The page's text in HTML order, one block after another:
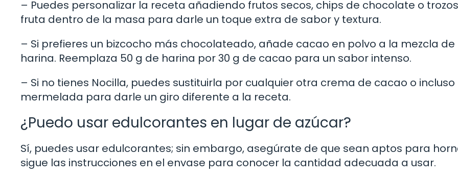
– Puedes personalizar la receta añadiendo frutos secos, chips de chocolate o
fruta dentro de la masa para darle un toque extra de sabor y textura.
– Si prefieres un bizcocho más chocolateado, añade cacao en polvo a la mezcla de
harina. Reemplaza 50 g de harina por 30 g de cacao para un sabor intenso.
– Si no tienes Nocilla, puedes sustituirla por cualquier otra crema de cacao o incluso
mermelada para darle un giro diferente a la receta.
¿Puedo usar edulcorantes en lugar de azúcar?
Sí, puedes usar edulcorantes; sin embargo, asegúrate de que sean aptos para
sigue las instrucciones en el envase para conocer la cantidad adecuada a usar.